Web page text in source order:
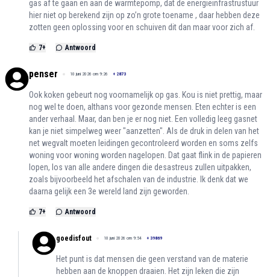
gas af te gaan en aan de warmtepomp, dat de energieinfrastrustuur
hier niet op berekend zijn op zo’n grote toename , daar hebben deze
zotten geen oplossing voor en schuiven dit dan maar voor zich af.
7+ Antwoord
penser 10 juni 2026 om 9:26 + 2873
Ook koken gebeurt nog voornamelijk op gas. Kou is niet prettig, maar
nog wel te doen, althans voor gezonde mensen. Eten echter is een
ander verhaal. Maar, dan ben je er nog niet. Een volledig leeg gasnet
kan je niet simpelweg weer "aanzetten". Als de druk in delen van het
net wegvalt moeten leidingen gecontroleerd worden en soms zelfs
woning voor woning worden nagelopen. Dat gaat flink in de papieren
lopen, los van alle andere dingen die desastreus zullen uitpakken,
zoals bijvoorbeeld het afschalen van de industrie. Ik denk dat we
daarna gelijk een 3e wereld land zijn geworden.
7+ Antwoord
goedisfout 10 juni 2026 om 9:54 + 39869
Het punt is dat mensen die geen verstand van de materie
hebben aan de knoppen draaien. Het zijn leken die zijn